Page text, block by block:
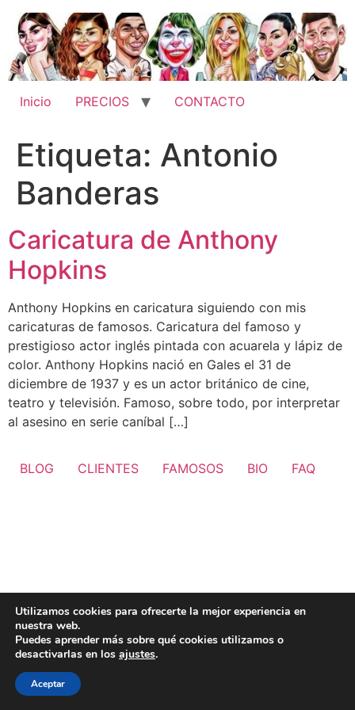
contenido
Inicio PRECIOS CONTACTO
Etiqueta: Antonio
Banderas
Caricatura de Anthony
Hopkins
Anthony Hopkins en caricatura siguiendo con mis
caricaturas de famosos. Caricatura del famoso y
prestigioso actor inglés pintada con acuarela y lápiz de
color. Anthony Hopkins nació en Gales el 31 de
diciembre de 1937 y es un actor británico de cine,
teatro y televisión. Famoso, sobre todo, por interpretar
al asesino en serie caníbal […]
BLOG CLIENTES FAMOSOS BIO FAQ
Utilizamos cookies para ofrecerte la mejor experiencia en
nuestra web.
Puedes aprender más sobre qué cookies utilizamos o
desactivarlas en los ajustes.
Aceptar